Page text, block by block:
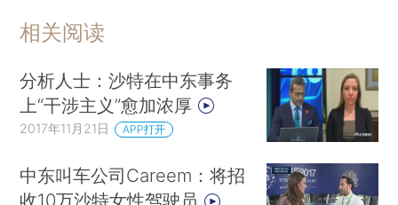
相关阅读
分析人士：沙特在中东事务
上“干涉主义”愈加浓厚
2017年11月21日 APP打开
中东叫车公司Careem：将招
收10万沙特女性驾驶员